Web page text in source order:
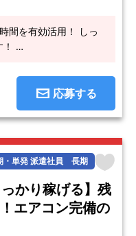
間を有効活用！ しっ
！ …
応募する
単発 派遣社員 長期
かり稼げる】残
エアコン完備の